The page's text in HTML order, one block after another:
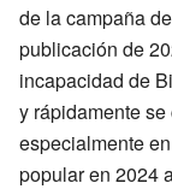
de la campaña
publicación de
incapacidad de
y rápidamente
especialmente en
popular en 2024